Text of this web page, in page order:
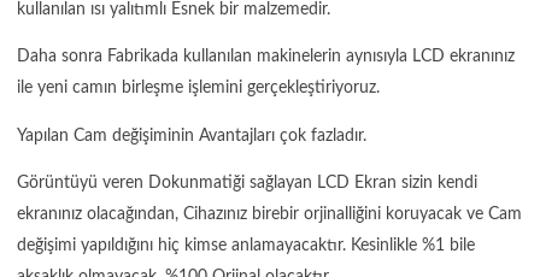
kullanılan ısı yalıtımlı Esnek bir malzemedir.
Daha sonra Fabrikada kullanılan makinelerin aynısıyla LCD ekranınız
ile yeni camın birleşme işlemini gerçekleştiriyoruz.
Yapılan Cam değişiminin Avantajları çok fazladır.
Görüntüyü veren Dokunmatiği sağlayan LCD Ekran sizin kendi
ekranınız olacağından, Cihazınız birebir orjinalliğini koruyacak ve Cam
değişimi yapıldığını hiç kimse anlamayacaktır. Kesinlikle %1 bile